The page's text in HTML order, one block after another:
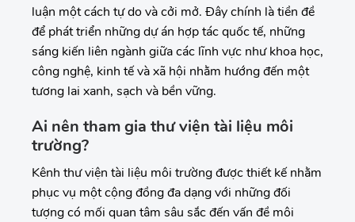
luận một cách tự do và cởi mở. Đây chính là tiền đề
để phát triển những dự án hợp tác quốc tế, những
sáng kiến liên ngành giữa các lĩnh vực như khoa học,
công nghệ, kinh tế và xã hội nhằm hướng đến một
tương lai xanh, sạch và bền vững.
Ai nên tham gia thư viện tài liệu môi
trường?
Kênh thư viện tài liệu môi trường được thiết kế nhằm
phục vụ một cộng đồng đa dạng với những đối
tượng có mối quan tâm sâu sắc đến vấn đề môi